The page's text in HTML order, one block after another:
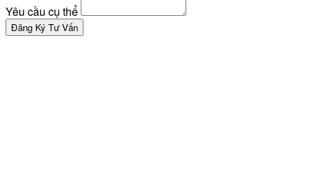
Yêu cầu cụ thể
Đăng Ký Tư Vấn